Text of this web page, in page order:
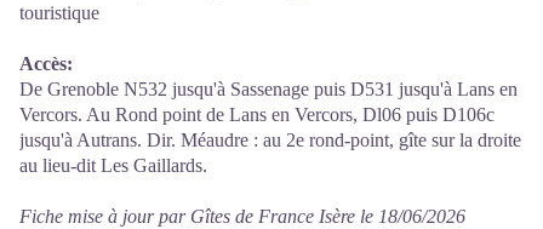
touristique
Accès:
De Grenoble N532 jusqu'à Sassenage puis D531 jusqu'à Lans en
Vercors. Au Rond point de Lans en Vercors, Dl06 puis D106c
jusqu'à Autrans. Dir. Méaudre : au 2e rond-point, gîte sur la droite
au lieu-dit Les Gaillards.
Fiche mise à jour par Gîtes de France Isère le 18/06/2026